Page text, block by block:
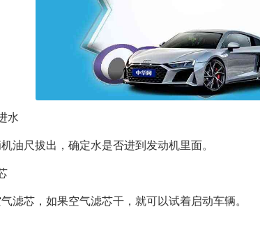
水
油尺拔出，确定水是否进到发动机里面。
滤芯，如果空气滤芯干，就可以试着启动车辆。